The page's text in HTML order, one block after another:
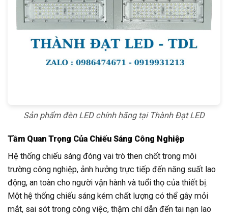
Sản phẩm đèn LED chính hãng tại Thành Đạt LED
Tầm Quan Trọng Của Chiếu Sáng Công Nghiệp
Hệ thống chiếu sáng đóng vai trò then chốt trong môi
trường công nghiệp, ảnh hưởng trực tiếp đến năng suất lao
động, an toàn cho người vận hành và tuổi thọ của thiết bị.
Một hệ thống chiếu sáng kém chất lượng có thể gây mỏi
mắt, sai sót trong công việc, thậm chí dẫn đến tai nạn lao